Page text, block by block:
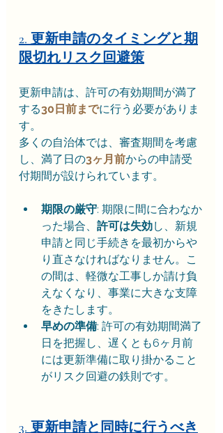
2. 更新申請のタイミングと期
限切れリスク回避策
更新申請は、許可の有効期間が満了
する30日前までに行う必要がありま
す。
多くの自治体では、審査期間を考慮
し、満了日の3ヶ月前からの申請受
付期間が設けられています。
期限の厳守: 期限に間に合わなか
った場合、 許可は失効し、新規
申請と同じ手続きを最初からや
り直さなければなりません。こ
の間は、軽微な工事しか請け負
えなくなり、事業に大きな支障
をきたします。
早めの準備: 許可の有効期間満了
日を把握し、遅くとも6ヶ月前
には更新準備に取り掛かること
がリスク回避の鉄則です。
3. 更新申請と同時に行うべき